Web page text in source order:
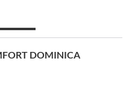
DOMINICA